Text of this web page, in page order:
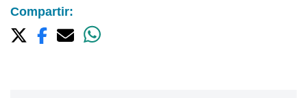
Compartir: